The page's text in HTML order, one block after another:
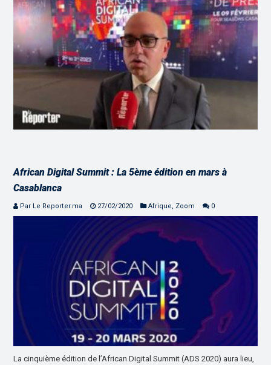
African Digital Summit : La 5ème édition en mars à
Casablanca
Par Le Reporter.ma 27/02/2020 Afrique, Zoom 0
La cinquième édition de l’African Digital Summit (ADS 2020) aura lieu,